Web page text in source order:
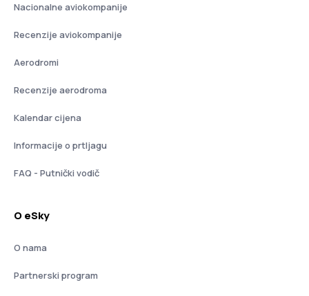
Nacionalne aviokompanije
Recenzije aviokompanije
Aerodromi
Recenzije aerodroma
Kalendar cijena
Informacije o prtljagu
FAQ - Putnički vodič
O eSky
O nama
Partnerski program